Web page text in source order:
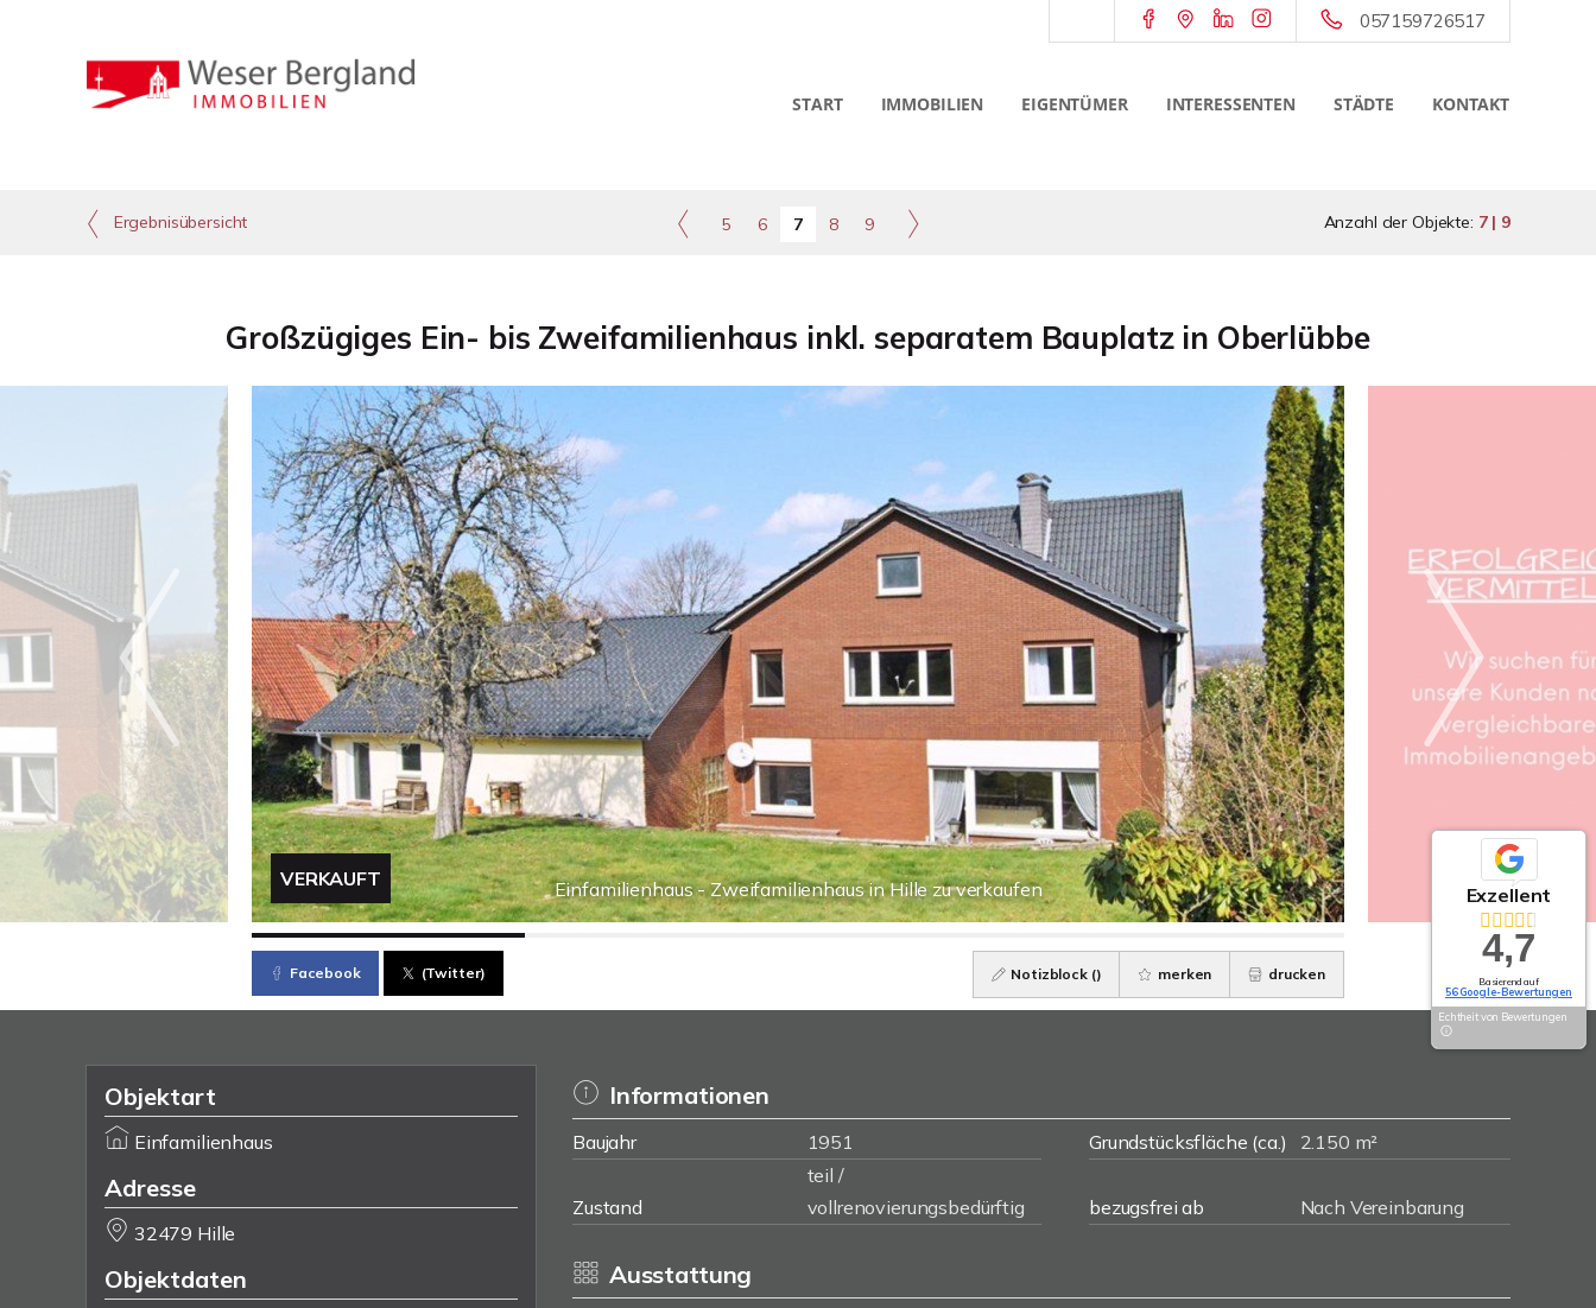
057159726517
START IMMOBILIEN EIGENTÜMER INTERESSENTEN STÄDTE KONTAKT
Ergebnisübersicht 5 6 7 8 9 Anzahl der Objekte: 7 | 9
Großzügiges Ein- bis Zweifamilienhaus inkl. separatem Bauplatz in Oberlübbe
Einfamilienhaus - Zweifamilienhaus in Hille zu verkaufen
VERKAUFT
Facebook (Twitter) Notizblock () merken drucken
Objektart
Einfamilienhaus
Adresse
32479 Hille
Objektdaten
Informationen
Baujahr 1951 Grundstücksfläche (ca.) 2.150 m²
Zustand
teil /
vollrenovierungsbedürftig
bezugsfrei ab Nach Vereinbarung
Ausstattung
Exzellent
4,7
Basierend auf
56 Google-Bewertungen
Echtheit von Bewertungen